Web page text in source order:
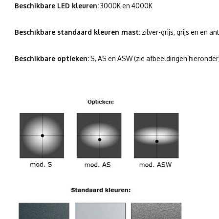
Beschikbare LED kleuren:3000K en 4000K
Beschikbare standaard kleuren mast: zilver-grijs, grijs en en
Beschikbare optieken: S, AS en ASW (zie afbeeldingen